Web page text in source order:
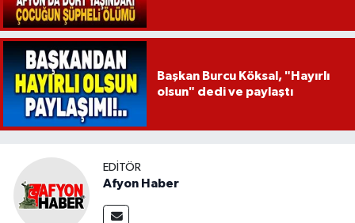
Başkan Burcu Köksal, "Hayırlı
olsun" dedi ve paylaştı
EDITÖR
Afyon Haber